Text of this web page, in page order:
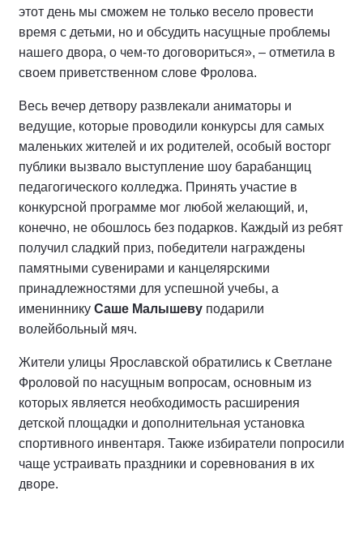
этот день мы сможем не только весело провести
время с детьми, но и обсудить насущные проблемы
нашего двора, о чем-то договориться», – отметила в
своем приветственном слове Фролова.
Весь вечер детвору развлекали аниматоры и
ведущие, которые проводили конкурсы для самых
маленьких жителей и их родителей, особый восторг
публики вызвало выступление шоу барабанщиц
педагогического колледжа. Принять участие в
конкурсной программе мог любой желающий, и,
конечно, не обошлось без подарков. Каждый из ребят
получил сладкий приз, победители награждены
памятными сувенирами и канцелярскими
принадлежностями для успешной учебы, а
имениннику Саше Малышеву подарили
волейбольный мяч.
Жители улицы Ярославской обратились к Светлане
Фроловой по насущным вопросам, основным из
которых является необходимость расширения
детской площадки и дополнительная установка
спортивного инвентаря. Также избиратели попросили
чаще устраивать праздники и соревнования в их
дворе.